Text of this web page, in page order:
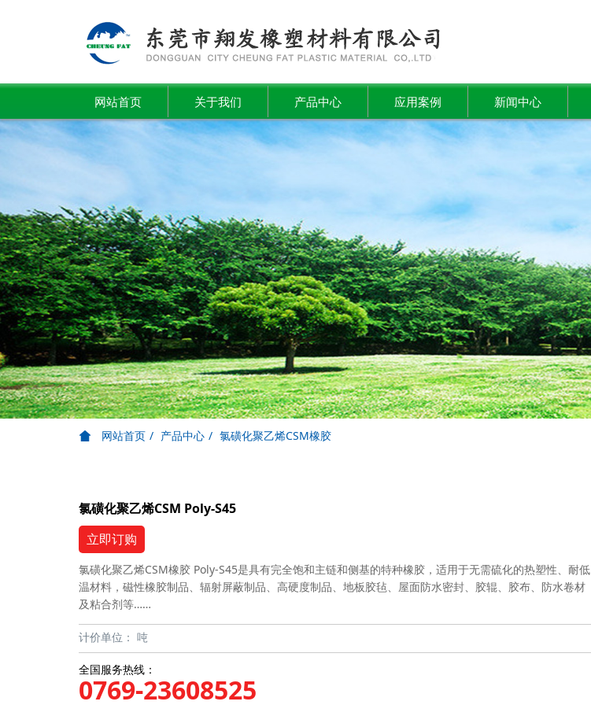
网站首页 关于我们 产品中心 应用案例 新闻中心
网站首页 产品中心 氯磺化聚乙烯CSM橡胶
氯磺化聚乙烯CSM Poly-S45
立即订购
氯磺化聚乙烯CSM橡胶 Poly-S45是具有完全饱和主链和侧基的特种橡胶，适用于无需硫化的热塑性、耐低
温材料，磁性橡胶制品、辐射屏蔽制品、高硬度制品、地板胶毡、屋面防水密封、胶辊、胶布、防水卷材
及粘合剂等……
计价单位： 吨
全国服务热线：
0769-23608525